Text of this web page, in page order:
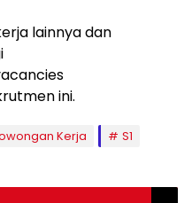
lainnya dan
ini.
Kerja
S1